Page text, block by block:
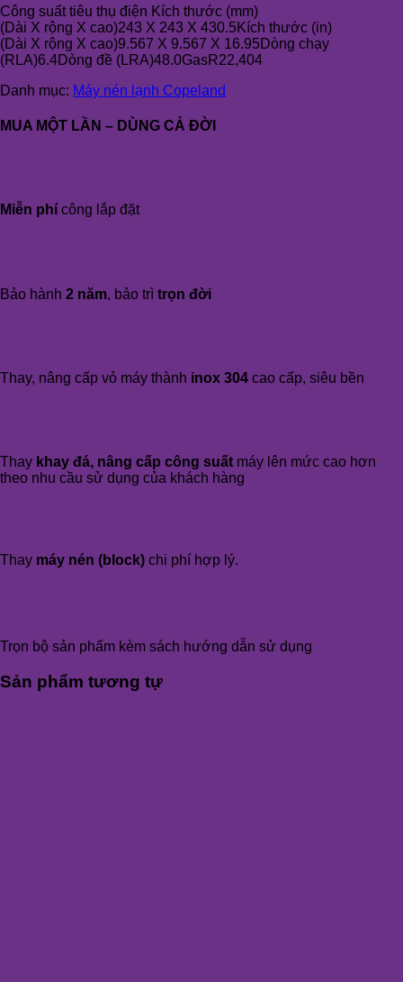
Công suất tiêu thụ điện Kích thước (mm)
(Dài X rộng X cao)243 X 243 X 430.5Kích thước (in)
(Dài X rộng X cao)9.567 X 9.567 X 16.95Dòng chạy
(RLA)6.4Dòng đề (LRA)48.0GasR22,404
Danh mục: Máy nén lạnh Copeland
MUA MỘT LẦN – DÙNG CẢ ĐỜI
Miễn phí công lắp đặt
Bảo hành 2 năm, bảo trì trọn đời
Thay, nâng cấp vỏ máy thành inox 304 cao cấp, siêu bền
Thay khay đá, nâng cấp công suất máy lên mức cao hơn
theo nhu cầu sử dụng của khách hàng
Thay máy nén (block) chi phí hợp lý.
Trọn bộ sản phẩm kèm sách hướng dẫn sử dụng
Sản phẩm tương tự